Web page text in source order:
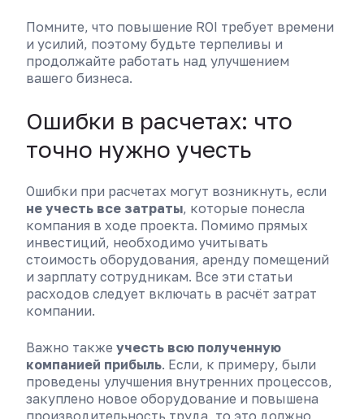
Помните, что повышение ROI требует времени
и усилий, поэтому будьте терпеливы и
продолжайте работать над улучшением
вашего бизнеса.
Ошибки в расчетах: что
точно нужно учесть
Ошибки при расчетах могут возникнуть, если
не учесть все затраты, которые понесла
компания в ходе проекта. Помимо прямых
инвестиций, необходимо учитывать
стоимость оборудования, аренду помещений
и зарплату сотрудникам. Все эти статьи
расходов следует включать в расчёт затрат
компании.
Важно также учесть всю полученную
компанией прибыль. Если, к примеру, были
проведены улучшения внутренних процессов,
закуплено новое оборудование и повышена